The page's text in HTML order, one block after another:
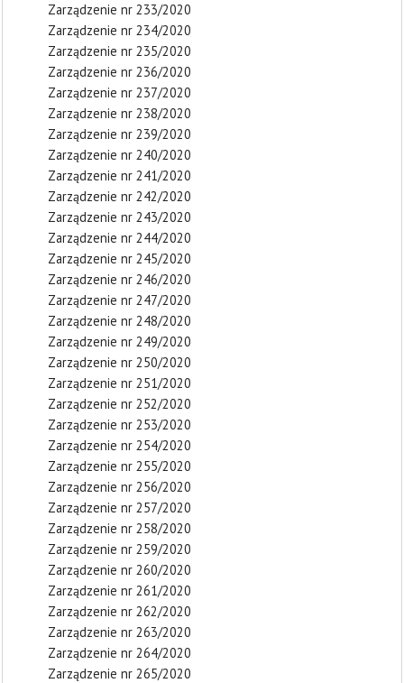
Zarządzenie nr 233/2020
Zarządzenie nr 234/2020
Zarządzenie nr 235/2020
Zarządzenie nr 236/2020
Zarządzenie nr 237/2020
Zarządzenie nr 238/2020
Zarządzenie nr 239/2020
Zarządzenie nr 240/2020
Zarządzenie nr 241/2020
Zarządzenie nr 242/2020
Zarządzenie nr 243/2020
Zarządzenie nr 244/2020
Zarządzenie nr 245/2020
Zarządzenie nr 246/2020
Zarządzenie nr 247/2020
Zarządzenie nr 248/2020
Zarządzenie nr 249/2020
Zarządzenie nr 250/2020
Zarządzenie nr 251/2020
Zarządzenie nr 252/2020
Zarządzenie nr 253/2020
Zarządzenie nr 254/2020
Zarządzenie nr 255/2020
Zarządzenie nr 256/2020
Zarządzenie nr 257/2020
Zarządzenie nr 258/2020
Zarządzenie nr 259/2020
Zarządzenie nr 260/2020
Zarządzenie nr 261/2020
Zarządzenie nr 262/2020
Zarządzenie nr 263/2020
Zarządzenie nr 264/2020
Zarządzenie nr 265/2020